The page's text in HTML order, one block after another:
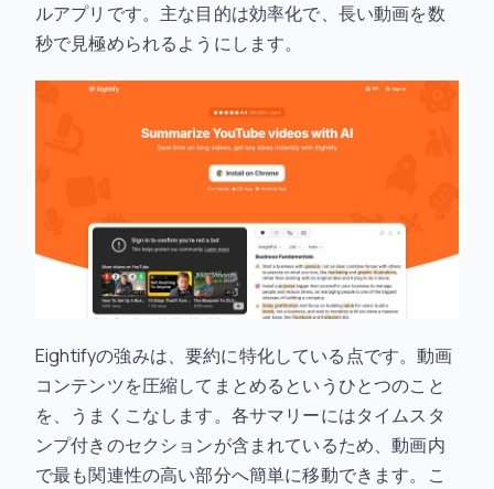
ルアプリです。主な目的は効率化で、長い動画を数
秒で見極められるようにします。
Eightifyの強みは、要約に特化している点です。動画
コンテンツを圧縮してまとめるというひとつのこと
を、うまくこなします。各サマリーにはタイムスタ
ンプ付きのセクションが含まれているため、動画内
で最も関連性の高い部分へ簡単に移動できます。こ